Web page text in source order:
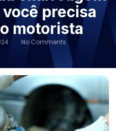
precisa
motorista
No Comments